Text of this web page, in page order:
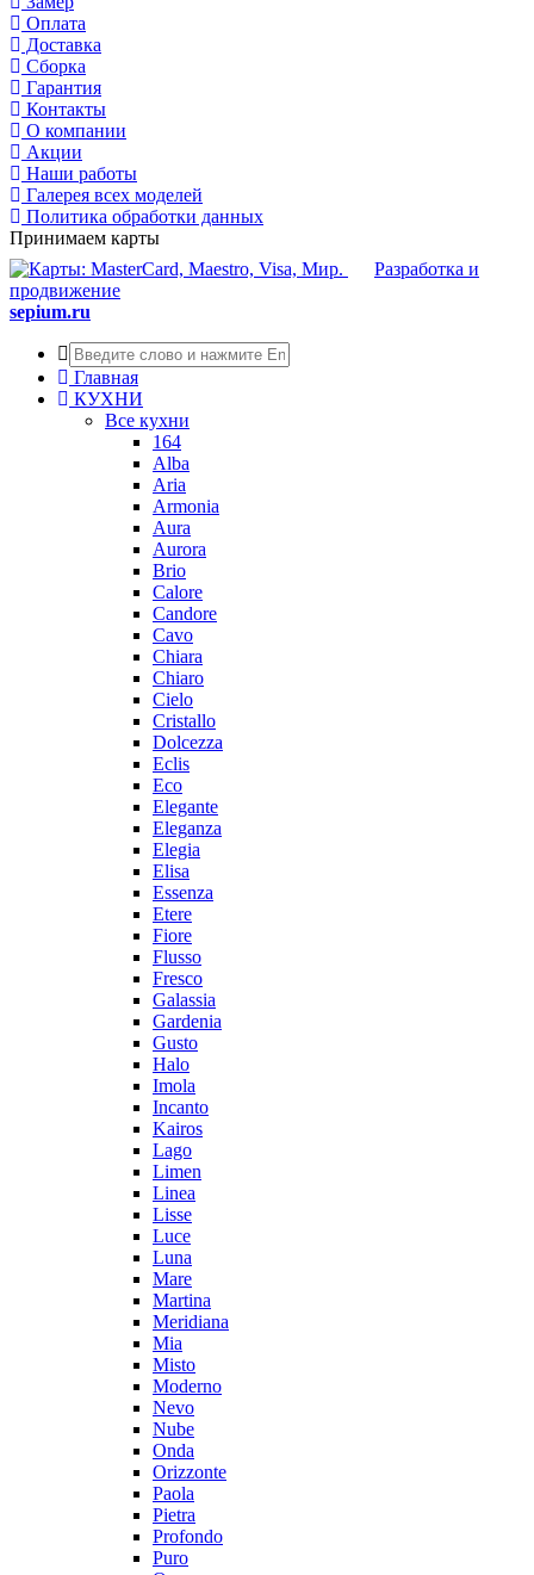
Оплата
Доставка
Сборка
Гарантия
Контакты
О компании
Акции
Наши работы
Галерея всех моделей
Политика обработки данных
Принимаем карты
Разработка и
продвижение
sepium.ru
Главная
КУХНИ
Все кухни
164
Alba
Aria
Armonia
Aura
Aurora
Brio
Calore
Candore
Cavo
Chiara
Chiaro
Cielo
Cristallo
Dolcezza
Eclis
Eco
Elegante
Eleganza
Elegia
Elisa
Essenza
Etere
Fiore
Flusso
Fresco
Galassia
Gardenia
Gusto
Halo
Imola
Incanto
Kairos
Lago
Limen
Linea
Lisse
Luce
Luna
Mare
Martina
Meridiana
Mia
Misto
Moderno
Nevo
Nube
Onda
Orizzonte
Paola
Pietra
Profondo
Puro